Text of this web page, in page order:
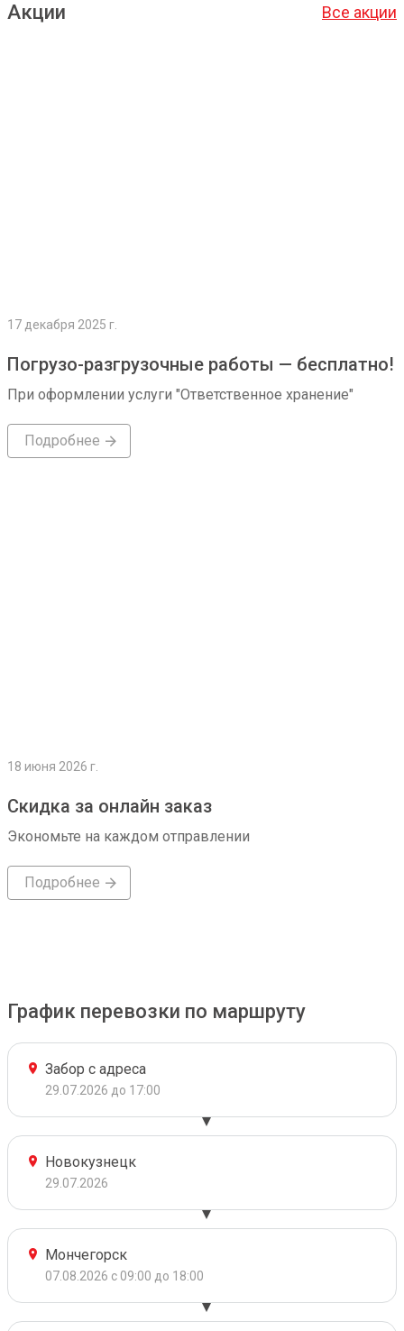
Акции Все акции
17 декабря 2025 г.
Погрузо-разгрузочные работы — бесплатно!
При оформлении услуги "Ответственное хранение"
Подробнее
18 июня 2026 г.
Скидка за онлайн заказ
Экономьте на каждом отправлении
Подробнее
График перевозки по маршруту
Забор с адреса
29.07.2026 до 17:00
Новокузнецк
29.07.2026
Мончегорск
07.08.2026 с 09:00 до 18:00